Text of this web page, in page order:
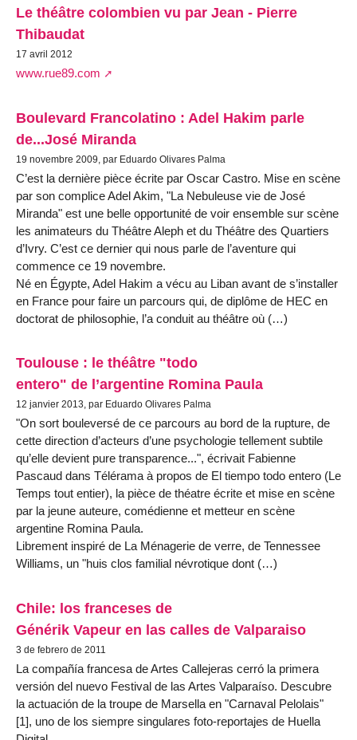
Le théâtre colombien vu par Jean - Pierre
Thibaudat
17 avril 2012
www.rue89.com
Boulevard Francolatino : Adel Hakim parle
de...José Miranda
19 novembre 2009, par Eduardo Olivares Palma
C’est la dernière pièce écrite par Oscar Castro. Mise en scène
par son complice Adel Akim, "La Nebuleuse vie de José
Miranda" est une belle opportunité de voir ensemble sur scène
les animateurs du Théâtre Aleph et du Théâtre des Quartiers
d’Ivry. C’est ce dernier qui nous parle de l’aventure qui
commence ce 19 novembre.
Né en Égypte, Adel Hakim a vécu au Liban avant de s’installer
en France pour faire un parcours qui, de diplôme de HEC en
doctorat de philosophie, l’a conduit au théâtre où (…)
Toulouse : le théâtre "todo
entero" de l’argentine Romina Paula
12 janvier 2013, par Eduardo Olivares Palma
"On sort bouleversé de ce parcours au bord de la rupture, de
cette direction d’acteurs d’une psychologie tellement subtile
qu’elle devient pure transparence...", écrivait Fabienne
Pascaud dans Télérama à propos de El tiempo todo entero (Le
Temps tout entier), la pièce de théatre écrite et mise en scène
par la jeune auteure, comédienne et metteur en scène
argentine Romina Paula.
Librement inspiré de La Ménagerie de verre, de Tennessee
Williams, un "huis clos familial névrotique dont (…)
Chile: los franceses de
Générik Vapeur en las calles de Valparaiso
3 de febrero de 2011
La compañía francesa de Artes Callejeras cerró la primera
versión del nuevo Festival de las Artes Valparaíso. Descubre
la actuación de la troupe de Marsella en "Carnaval Pelolais"
[1], uno de los siempre singulares foto-reportajes de Huella